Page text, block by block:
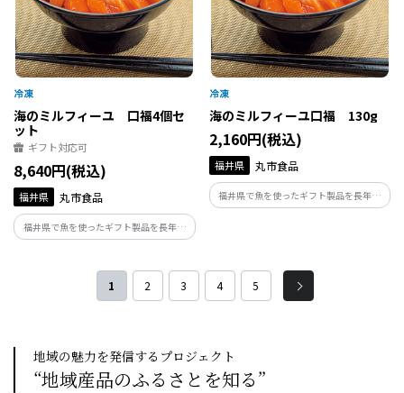
海のミルフィーユ 口福4個セ
ット
ギフト対応可
8,640円(税込)
福井県 丸市食品
福井県で魚を使ったギフト製品を長年開
発、販売している美飾遊膳が手がける海
汁醤油のジュレをデザート状に仕立てた
解凍するだけで食べられる海鮮丼の具で
海のミルフィーユ口福 130g
2,160円(税込)
福井県 丸市食品
福井県で魚を使ったギフト製品を長年開
発、販売している美飾遊膳が手がける海
1 2 3 4 5
地域の魅力を発信するプロジェクト
“地域産品のふるさとを知る”